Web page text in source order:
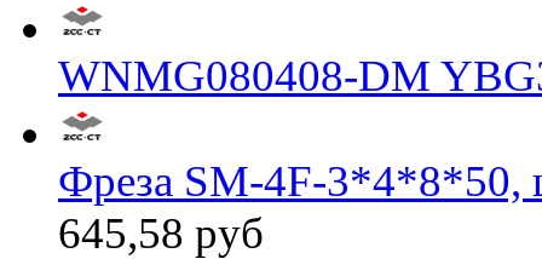
WNMG080408-DM
Фреза SM-4F-3*4*8*50,
645,58 руб